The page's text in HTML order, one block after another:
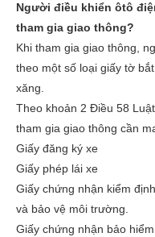
Người điều khiển ôtô
tham gia giao thông?
Khi tham gia giao thông,
theo một số loại giấy tờ
xăng.
Theo khoản 2 Điều 58
tham gia giao thông cần
Giấy đăng ký xe
Giấy phép lái xe
Giấy chứng nhận kiểm
và bảo vệ môi trường.
Giấy chứng nhận bảo